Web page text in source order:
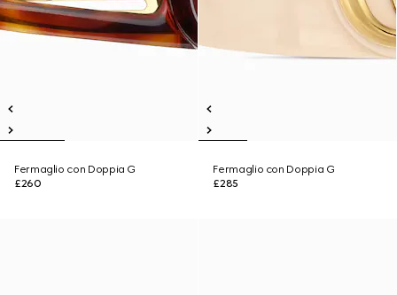
Fermaglio con Doppia G
£260
Fermaglio con Doppia G
£285